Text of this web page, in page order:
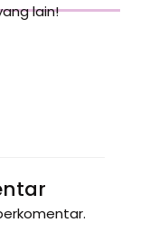
lain!